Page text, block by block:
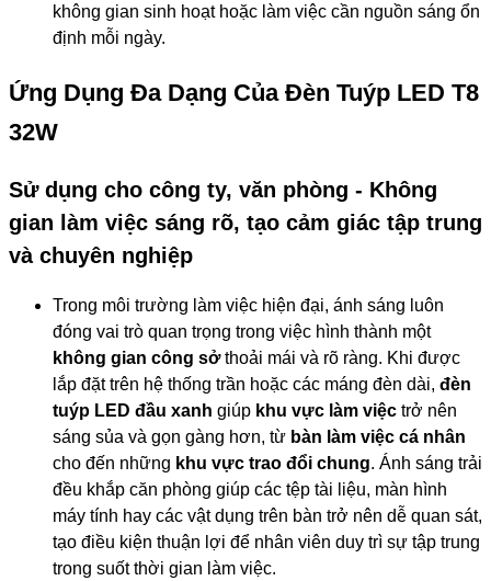
không gian sinh hoạt hoặc làm việc cần nguồn sáng ổn
định mỗi ngày.
Ứng Dụng Đa Dạng Của Đèn Tuýp LED T8
32W
Sử dụng cho công ty, văn phòng - Không
gian làm việc sáng rõ, tạo cảm giác tập trung
và chuyên nghiệp
Trong môi trường làm việc hiện đại, ánh sáng luôn
đóng vai trò quan trọng trong việc hình thành một
không gian công sởthoải mái và rõ ràng. Khi được
lắp đặt trên hệ thống trần hoặc các máng đèn dài, đèn
tuýp LED đầu xanh giúp khu vực làm việc trở nên
sáng sủa và gọn gàng hơn, từ bàn làm việc cá nhân
cho đến những khu vực trao đổi chung. Ánh sáng trải
đều khắp căn phòng giúp các tệp tài liệu, màn hình
máy tính hay các vật dụng trên bàn trở nên dễ quan sát,
tạo điều kiện thuận lợi để nhân viên duy trì sự tập trung
trong suốt thời gian làm việc.